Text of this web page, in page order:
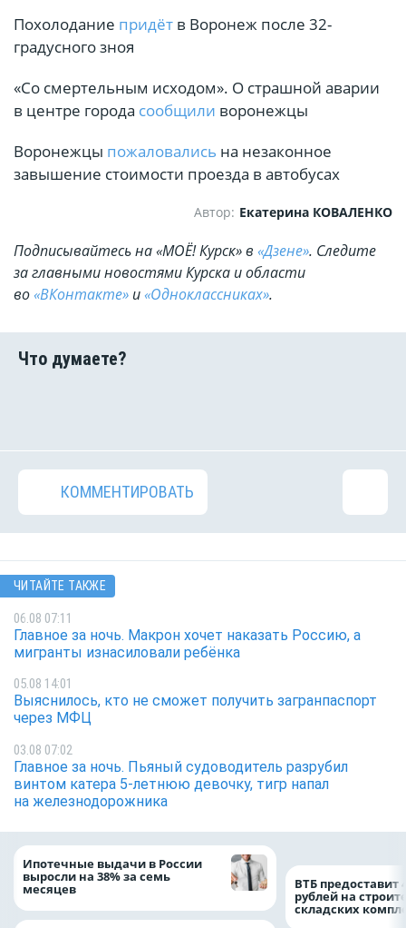
Похолодание придёт в Воронеж после 32-
градусного зноя
«Со смертельным исходом». О страшной аварии
в центре города сообщили воронежцы
Воронежцы пожаловались на незаконное
завышение стоимости проезда в автобусах
Автор: Екатерина КОВАЛЕНКО
Подписывайтесь на «МОЁ! Курск» в «Дзене». Cледите
за главными новостями Курска и области
во«ВКонтакте» и«Одноклассниках».
КОММЕНТИРОВАТЬ
ЧИТАЙТЕ ТАКЖЕ
06.08 07:11
Главное за ночь. Макрон хочет наказать Россию, а
мигранты изнасиловали ребёнка
05.08 14:01
Выяснилось, кто не сможет получить загранпаспорт
через МФЦ
03.08 07:02
Главное за ночь. Пьяный судоводитель разрубил
винтом катера 5-летнюю девочку, тигр напал
на железнодорожника
Ипотечные выдачи в России
выросли на 38% за семь
месяцев ВТБ предоставит
рублей на
складских